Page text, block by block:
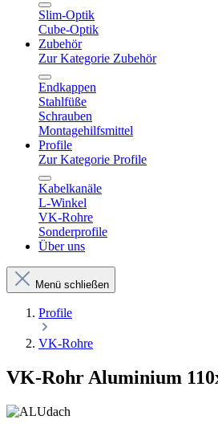
Slim-Optik
Cube-Optik
Zubehör
Zur Kategorie Zubehör
Endkappen
Stahlfüße
Schrauben
Montagehilfsmittel
Profile
Zur Kategorie Profile
Kabelkanäle
L-Winkel
VK-Rohre
Sonderprofile
Über uns
Menü schließen
Profile
VK-Rohre
VK-Rohr Aluminium